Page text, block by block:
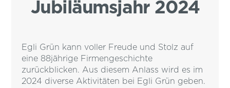
Jubiläumsjahr 2024
Egli Grün kann voller Freude und Stolz auf
eine 88jährige Firmengeschichte
zurückblicken. Aus diesem Anlass wird es im
2024 diverse Aktivitäten bei Egli Grün geben.